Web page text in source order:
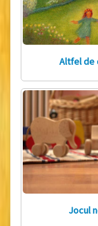
Altfel de
Jocul